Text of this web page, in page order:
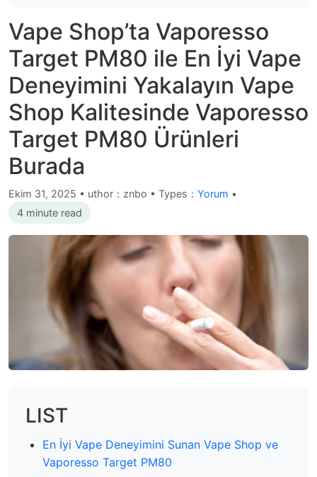
Vape Shop’ta Vaporesso
Target PM80 ile En İyi Vape
Deneyimini Yakalayın Vape
Shop Kalitesinde Vaporesso
Target PM80 Ürünleri
Burada
Ekim 31, 2025 • uthor：znbo • Types： Yorum •
4 minute read
LIST
En İyi Vape Deneyimini Sunan Vape Shop ve
Vaporesso Target PM80